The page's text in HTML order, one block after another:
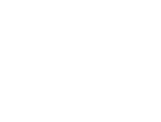
焼肉やグリル料理で気
油はねでべたついたテ
室内に残るニオイも軽
調理中に出る余分な脂
減煙プレートと平面、